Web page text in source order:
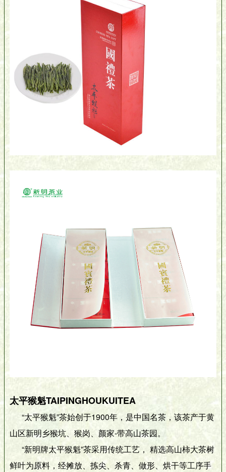
太平猴魁TAIPINGHOUKUITEA
“太平猴魁”茶始创于1900年，是中国名茶，该茶产于黄
山区新明乡猴坑、猴岗、颜家-带高山茶园。
“新明牌太平猴魁”茶采用传统工艺， 精选高山柿大茶树
鲜叶为原料，经摊放、拣尖、杀青、做形、烘干等工序手